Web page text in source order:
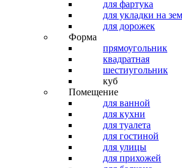
для фартука
для укладки на
для дорожек
Форма
прямоугольник
квадратная
шестиугольник
куб
Помещение
для ванной
для кухни
для туалета
для гостиной
для улицы
для прихожей